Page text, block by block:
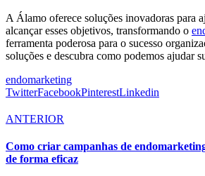
A Álamo oferece soluções inovadoras para
alcançar esses objetivos, transformando o
ferramenta poderosa para o sucesso
soluções e descubra como podemos ajudar
endomarketing
TwitterFacebookPinterestLinkedin
ANTERIOR
Como criar campanhas de
de forma eficaz